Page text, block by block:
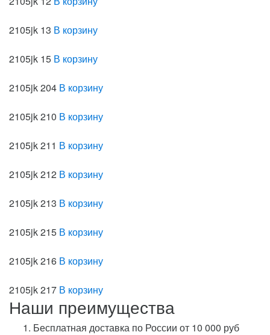
2105jk 13 В корзину
2105jk 15 В корзину
2105jk 204 В корзину
2105jk 210 В корзину
2105jk 211 В корзину
2105jk 212 В корзину
2105jk 213 В корзину
2105jk 215 В корзину
2105jk 216 В корзину
2105jk 217 В корзину
Наши преимущества
Бесплатная доставка по России от 10 000 руб